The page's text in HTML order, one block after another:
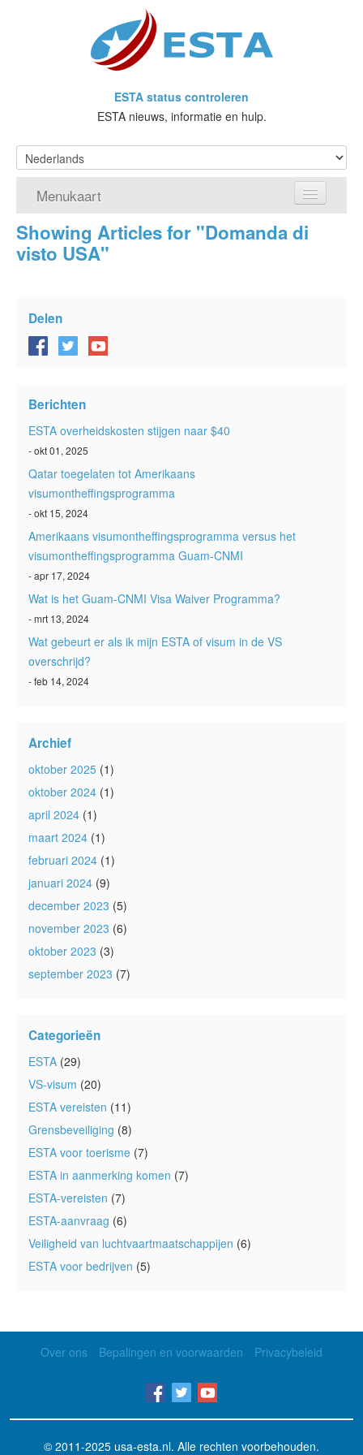
ESTA status controleren
ESTA nieuws, informatie en hulp.
Menukaart
Home
VWP
ESTA-artikelen
Neem contact op met
Showing Articles for "Domanda di
visto USA"
Delen
Berichten
ESTA overheidskosten stijgen naar $40
- okt 01, 2025
Qatar toegelaten tot Amerikaans
visumontheffingsprogramma
- okt 15, 2024
Amerikaans visumontheffingsprogramma versus het
visumontheffingsprogramma Guam-CNMI
- apr 17, 2024
Wat is het Guam-CNMI Visa Waiver Programma?
- mrt 13, 2024
Wat gebeurt er als ik mijn ESTA of visum in de VS
overschrijd?
- feb 14, 2024
Archief
oktober 2025 (1)
oktober 2024 (1)
april 2024 (1)
maart 2024 (1)
februari 2024 (1)
januari 2024 (9)
december 2023 (5)
november 2023 (6)
oktober 2023 (3)
september 2023 (7)
Categorieën
ESTA (29)
VS-visum (20)
ESTA vereisten (11)
Grensbeveiliging (8)
ESTA voor toerisme (7)
ESTA in aanmerking komen (7)
ESTA-vereisten (7)
ESTA-aanvraag (6)
Veiligheid van luchtvaartmaatschappijen (6)
ESTA voor bedrijven (5)
Over ons Bepalingen en voorwaarden Privacybeleid
© 2011-2025 usa-esta.nl. Alle rechten voorbehouden.